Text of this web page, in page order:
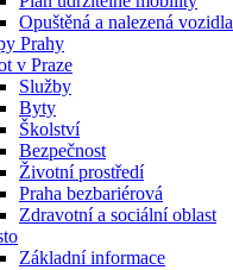
Opuštěná a nalezená vozidla
Prahy
v Praze
Služby
Byty
Školství
Bezpečnost
Životní prostředí
Praha bezbariérová
Zdravotní a sociální oblast
Základní informace